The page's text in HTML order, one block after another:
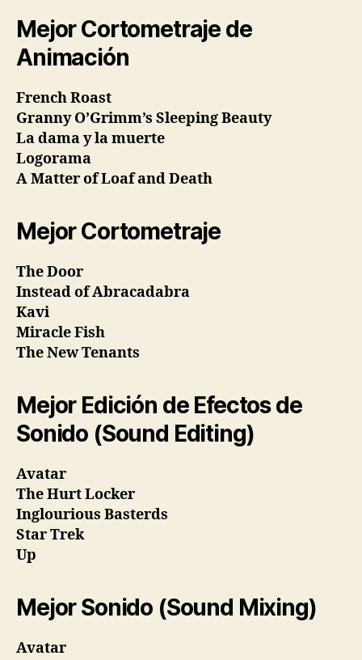
Mejor Cortometraje de
Animación
French Roast
Granny O’Grimm’s Sleeping Beauty
La dama y la muerte
Logorama
A Matter of Loaf and Death
Mejor Cortometraje
The Door
Instead of Abracadabra
Kavi
Miracle Fish
The New Tenants
Mejor Edición de Efectos de
Sonido (Sound Editing)
Avatar
The Hurt Locker
Inglourious Basterds
Star Trek
Up
Mejor Sonido (Sound Mixing)
Avatar